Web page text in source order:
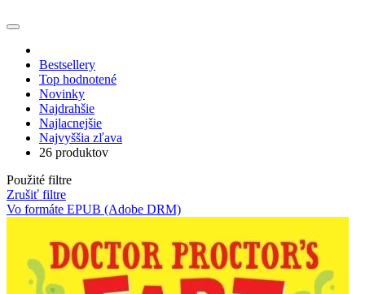
Bestsellery
Top hodnotené
Novinky
Najdrahšie
Najlacnejšie
Najvyššia zľava
26 produktov
Použité filtre
Zrušiť filtre
Vo formáte EPUB (Adobe DRM)